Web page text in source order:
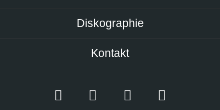
Diskographie
Kontakt